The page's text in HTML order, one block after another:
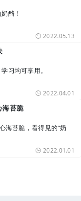
酪！
2022.05.13
习均可享用。
2022.04.01
海苔脆
海苔脆，看得见的“奶
2022.01.01